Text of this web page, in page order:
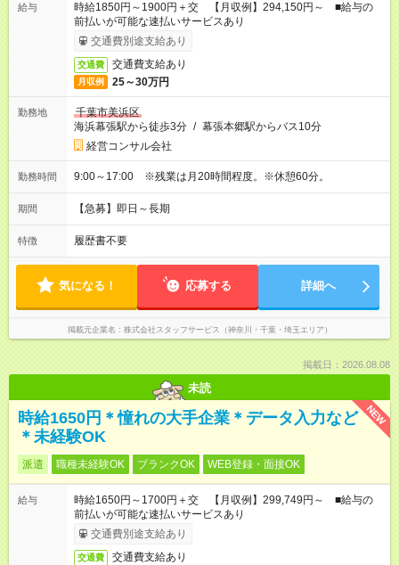
給与
時給1850円～1900円＋交 【月収例】294,150円～ ■給与の
前払いが可能な速払いサービスあり
交通費別途支給あり
交通費 交通費支給あり
月収例 25～30万円
勤務地
千葉市美浜区
海浜幕張駅から徒歩3分 / 幕張本郷駅からバス10分
経営コンサル会社
勤務時間 9:00～17:00 ※残業は月20時間程度。※休憩60分。
期間 【急募】即日～長期
特徴 履歴書不要
気になる！ 応募する 詳細へ
掲載元企業名 株式会社スタッフサービス（神奈川・千葉・埼玉エリア）
掲載日：2026.08.08
未読
NEW
時給1650円＊憧れの大手企業＊データ入力など
＊未経験OK
派遣 職種未経験OK ブランクOK WEB登録・面接OK
給与
時給1650円～1700円＋交 【月収例】299,749円～ ■給与の
前払いが可能な速払いサービスあり
交通費別途支給あり
交通費 交通費支給あり